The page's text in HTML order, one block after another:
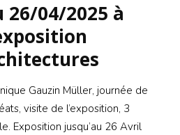
26/04/2025 à
Gauzin Müller, journée de
visite de l’exposition, 3
Exposition jusqu’au 26 Avril